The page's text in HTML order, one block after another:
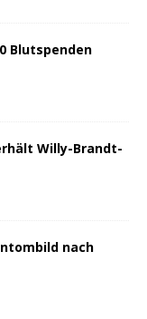
Blutspenden
Willy-Brandt-
nach